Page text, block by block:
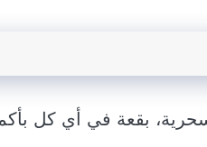
بقعة في أي كل